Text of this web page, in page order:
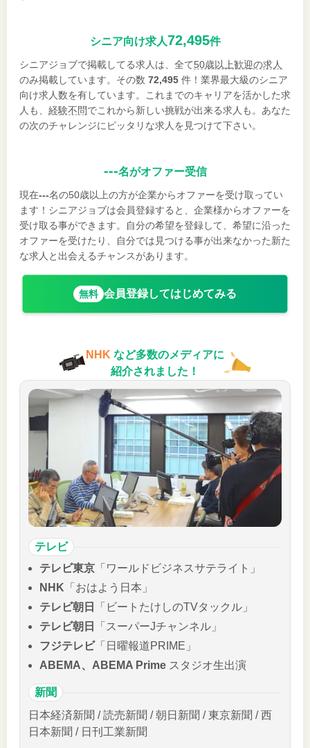
シニア向け求人72,495件
シニアジョブで掲載してる求人は、全て50歳以上歓迎の求人
のみ掲載しています。その数 72,495 件！業界最大級のシニア
向け求人数を有しています。これまでのキャリアを活かした求
人も、 経験不問でこれから新しい挑戦が出来る求人も。あなた
の次のチャレンジにピッタリな求人を見つけて下さい。
---名がオファー受信
現在---名の50歳以上の方が企業からオファーを受け取ってい
ます！シニアジョブは会員登録すると、企業様からオファーを
受け取る事ができます。自分の希望を登録して、希望に沿った
オファーを受けたり、自分では見つける事が出来なかった新た
な求人と出会えるチャンスがあります。
無料 会員登録してはじめてみる
NHK など多数のメディアに
紹介されました！
テレビ
テレビ東京 「ワールドビジネスサテライト」
NHK 「おはよう日本」
テレビ朝日
「ビートたけしのTVタックル」
テレビ朝日
「スーパーJチャンネル」
フジテレビ「日曜報道PRIME」
ABEMA、ABEMA Prime スタジオ生出演
新聞
日本経済新聞 / 読売新聞 / 朝日新聞 / 東京新聞 / 西
日本新聞 / 日刊工業新聞